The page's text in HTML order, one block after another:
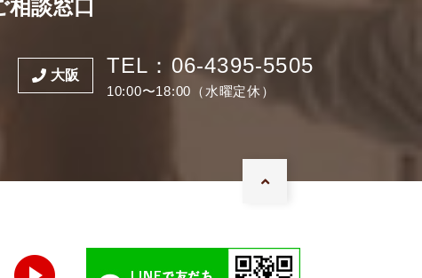
談窓口
大阪 TEL：06-4395-5505
10:00〜18:00（水曜定休）